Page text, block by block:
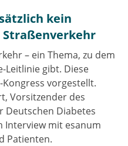
kein
Straßenverkehr
– ein Thema, zu dem
Leitlinie gibt. Diese
vorgestellt.
Vorsitzender des
Deutschen Diabetes
Interview mit esanum
Patienten.